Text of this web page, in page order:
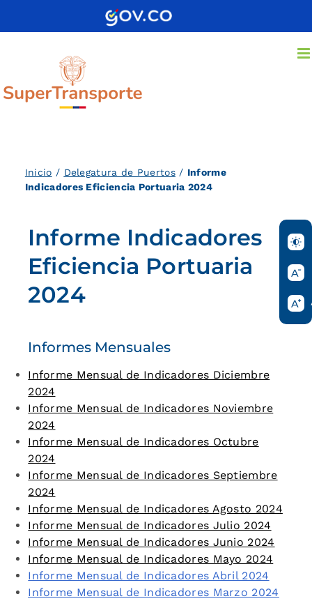
Inicio / Delegatura de Puertos/ Informe
Indicadores Eficiencia Portuaria 2024
Informe Indicadores
Eficiencia Portuaria
2024
Informes Mensuales
Informe Mensual de Indicadores Diciembre
2024
Informe Mensual de Indicadores Noviembre
2024
Informe Mensual de Indicadores Octubre
2024
Informe Mensual de Indicadores Septiembre
2024
Informe Mensual de Indicadores Agosto 2024
Informe Mensual de Indicadores Julio 2024
Informe Mensual de Indicadores Junio 2024
Informe Mensual de Indicadores Mayo 2024
Informe Mensual de Indicadores Abril 2024
Informe Mensual de Indicadores Marzo 2024